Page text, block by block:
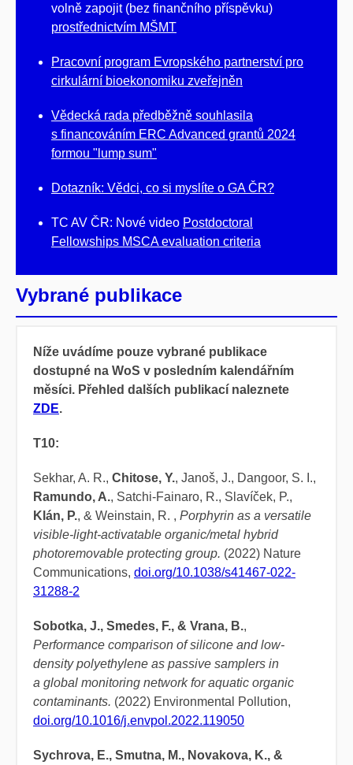
volně zapojit (bez finančního příspěvku)
prostřednictvím MŠMT
Pracovní program Evropského partnerství pro
cirkulární bioekonomiku zveřejněn
Vědecká rada předběžně souhlasila
s financováním ERC Advanced grantů 2024
formou "lump sum"
Dotazník: Vědci, co si myslíte o GA ČR?
TC AV ČR: Nové video Postdoctoral
Fellowships MSCA evaluation criteria
Vybrané publikace
Níže uvádíme pouze vybrané publikace
dostupné na WoS v posledním kalendářním
měsíci. Přehled dalších publikací naleznete
ZDE.
T10:
Sekhar, A. R., Chitose, Y., Janoš, J., Dangoor, S. I.,
Ramundo, A., Satchi-Fainaro, R., Slavíček, P.,
Klán, P., & Weinstain, R. , Porphyrin as a versatile
visible-light-activatable organic/metal hybrid
photoremovable protecting group. (2022) Nature
Communications, doi.org/10.1038/s41467-022-
31288-2
Sobotka, J., Smedes, F., & Vrana, B.,
Performance comparison of silicone and low-
density polyethylene as passive samplers in
a global monitoring network for aquatic organic
contaminants. (2022) Environmental Pollution,
doi.org/10.1016/j.envpol.2022.119050
Sychrova, E., Smutna, M., Novakova, K., &